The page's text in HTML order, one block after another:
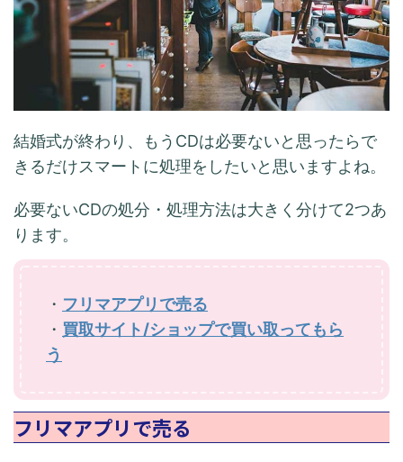
結婚式が終わり、もうCDは必要ないと思ったらで
きるだけスマートに処理をしたいと思いますよね。
必要ないCDの処分・処理方法は大きく分けて2つあ
ります。
・ フリマアプリで売る
・ 買取サイト/ショップで買い取ってもら
う
フリマアプリで売る